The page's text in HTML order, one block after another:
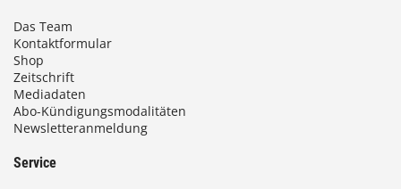
Das Team
Kontaktformular
Shop
Zeitschrift
Mediadaten
Abo-Kündigungsmodalitäten
Newsletteranmeldung
Service